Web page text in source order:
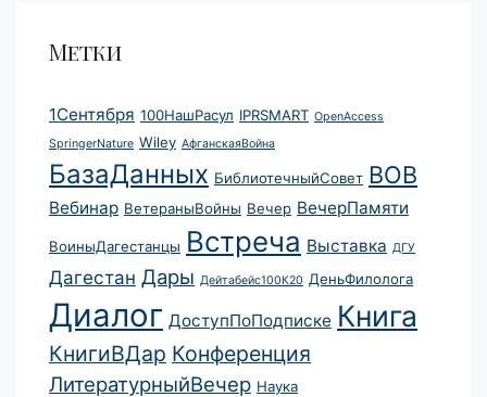
Метки
1Сентября 100НашРасул IPRSMART OpenAccess
SpringerNature Wiley АфганскаяВойна
БазаДанных БиблиотечныйСовет ВОВ
Вебинар ВетераныВойны Вечер ВечерПамяти
ВоиныДагестанцы Встреча Выставка ДГУ
Дагестан Дары Дейтабейс100К20 ДеньФилолога
Диалог ДоступПоПодписке Книга
КнигиВДар Конференция
ЛитературныйВечер Наука